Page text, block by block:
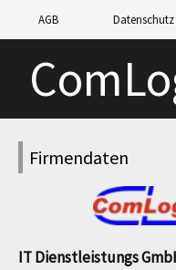
AGB Datenschutz
Firmendaten
IT Dienstleistungs